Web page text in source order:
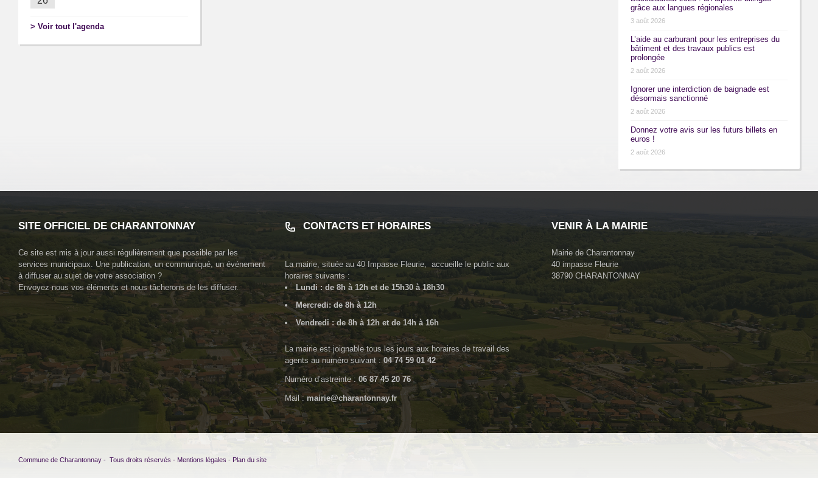
> Voir tout l'agenda
grâce aux langues régionales
3 août 2026
L’aide au carburant pour les entreprises du
bâtiment et des travaux publics est
prolongée
2 août 2026
Ignorer une interdiction de baignade est
désormais sanctionné
2 août 2026
Donnez votre avis sur les futurs billets en
euros !
2 août 2026
SITE OFFICIEL DE CHARANTONNAY
Ce site est mis à jour aussi régulièrement que possible par les
services municipaux. Une publication, un communiqué, un événement
à diffuser au sujet de votre association ?
Envoyez-nous vos éléments et nous tâcherons de les diffuser.
CONTACTS ET HORAIRES
La mairie, située au40 Impasse Fleurie, accueille le public aux
horaires suivants :
Lundi : de 8h à 12h et de 15h30 à 18h30
Mercredi: de 8h à 12h
Vendredi : de 8h à 12h et de 14h à 16h
La mairie est joignable tous les jours aux horaires de travail des
agents au numéro suivant : 04 74 59 01 42
Numéro d’astreinte : 06 87 45 20 76
Mail :mairie@charantonnay.fr
VENIR À LA MAIRIE
Mairie de Charantonnay
40 impasse Fleurie
38790 CHARANTONNAY
Commune de Charantonnay - Tous droits réservés - Mentions légales - Plan du site